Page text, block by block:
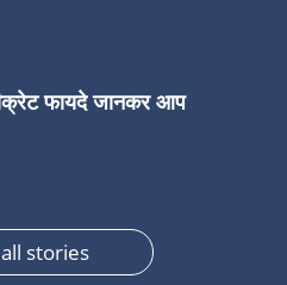
फायदे जानकर आप
stories